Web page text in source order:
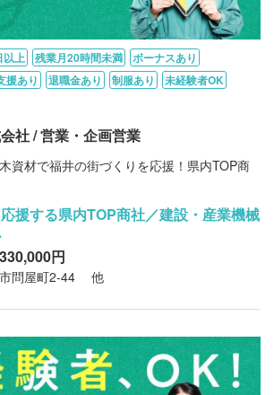
以上 残業月20時間未満
ボーナスあり
援あり 退職金あり 制服あり
未経験者OK
社 / 営業・企画営業
資材で福井の街づくりを応援！県内TOP商
援する県内TOP商社／建設・産業機械
円
市問屋町2-44 他